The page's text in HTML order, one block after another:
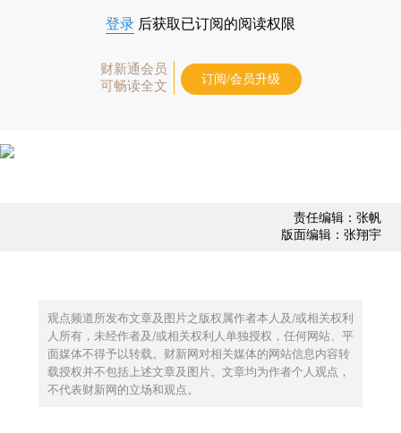
登录 后获取已订阅的阅读权限
财新通会员
可畅读全文
订阅/会员升级
责任编辑：张帆
版面编辑：张翔宇
观点频道所发布文章及图片之版权属作者本人及/或相关权利
人所有，未经作者及/或相关权利人单独授权，任何网站、平
面媒体不得予以转载。财新网对相关媒体的网站信息内容转
载授权并不包括上述文章及图片。文章均为作者个人观点，
不代表财新网的立场和观点。